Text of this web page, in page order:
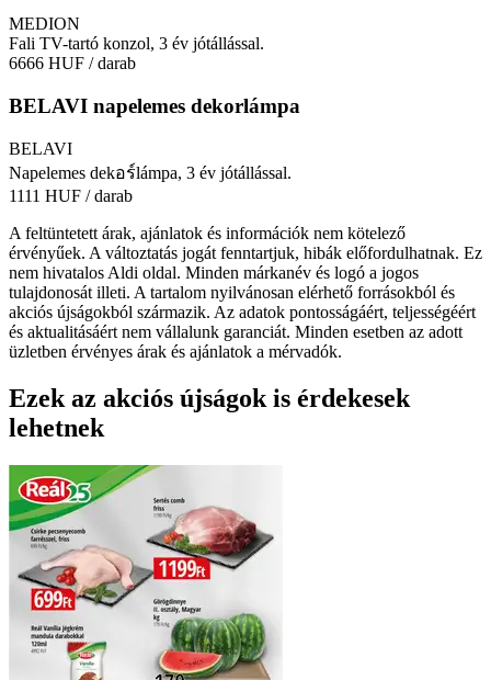
MEDION
Fali TV-tartó konzol, 3 év jótállással.
6666 HUF / darab
BELAVI napelemes dekorlámpa
BELAVI
Napelemes dekอร์lámpa, 3 év jótállással.
1111 HUF / darab
A feltüntetett árak, ajánlatok és információk nem kötelező
érvényűek. A változtatás jogát fenntartjuk, hibák előfordulhatnak. Ez
nem hivatalos Aldi oldal. Minden márkanév és logó a jogos
tulajdonosát illeti. A tartalom nyilvánosan elérhető forrásokból és
akciós újságokból származik. Az adatok pontosságáért, teljességéért
és aktualitásáért nem vállalunk garanciát. Minden esetben az adott
üzletben érvényes árak és ajánlatok a mérvadók.
Ezek az akciós újságok is érdekesek
lehetnek